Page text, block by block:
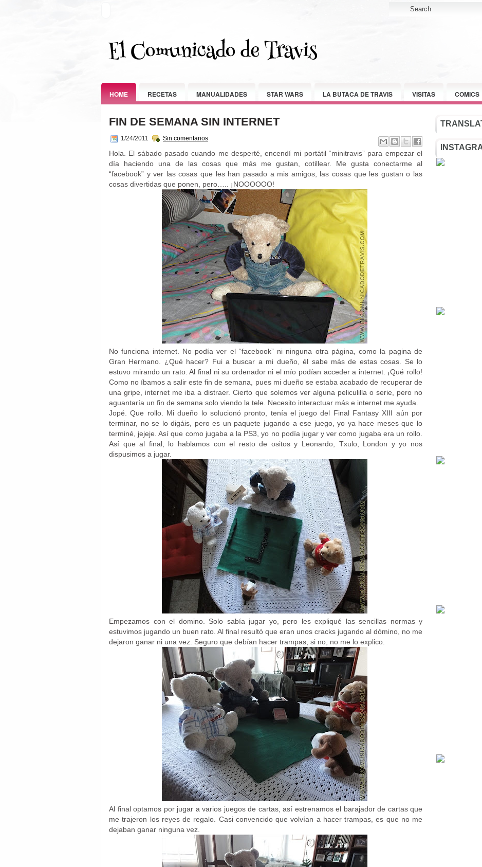
HOME RECETAS MANUALIDADES STAR WARS LA BUTACA DE TRAVIS VISITAS COMICS
FIN DE SEMANA SIN INTERNET
1/24/2011 Sin comentarios
Hola. El sábado pasado cuando me desperté, encendí mi portátil “minitravis” para empezar el
día haciendo una de las cosas que más me gustan, cotillear. Me gusta conectarme al
“facebook” y ver las cosas que les han pasado a mis amigos, las cosas que les gustan o las
cosas divertidas que ponen, pero….. ¡NOOOOOO!
No funciona internet. No podía ver el “facebook” ni ninguna otra página, como la pagina de
Gran Hermano. ¿Qué hacer? Fui a buscar a mi dueño, él sabe más de estas cosas. Se lo
estuvo mirando un rato. Al final ni su ordenador ni el mío podían acceder a internet. ¡Qué rollo!
Como no íbamos a salir este fin de semana, pues mi dueño se estaba acabado de recuperar de
una gripe, internet me iba a distraer. Cierto que solemos ver alguna peliculilla o serie, pero no
aguantaría un fin de semana solo viendo la tele. Necesito interactuar más e internet me ayuda.
Jopé. Que rollo. Mi dueño lo solucionó pronto, tenía el juego del Final Fantasy XIII aún por
terminar, no se lo digáis, pero es un paquete jugando a ese juego, yo ya hace meses que lo
terminé, jejeje. Así que como jugaba a la PS3, yo no podía jugar y ver como jugaba era un rollo.
Así que al final, lo hablamos con el resto de ositos y Leonardo, Txulo, London y yo nos
dispusimos a jugar.
Empezamos con el domino. Solo sabía jugar yo, pero les expliqué las sencillas normas y
estuvimos jugando un buen rato. Al final resultó que eran unos cracks jugando al dómino, no me
dejaron ganar ni una vez. Seguro que debían hacer trampas, si no, no me lo explico.
Al final optamos por jugar a varios juegos de cartas, así estrenamos el barajador de cartas que
me trajeron los reyes de regalo. Casi convencido que volvían a hacer trampas, es que no me
dejaban ganar ninguna vez.